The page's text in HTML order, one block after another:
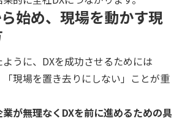
始め、現場を動かす現
うに、DXを成功させるためには
「現場を置き去りにしない」ことが重
業が無理なくDXを前に進めるための具